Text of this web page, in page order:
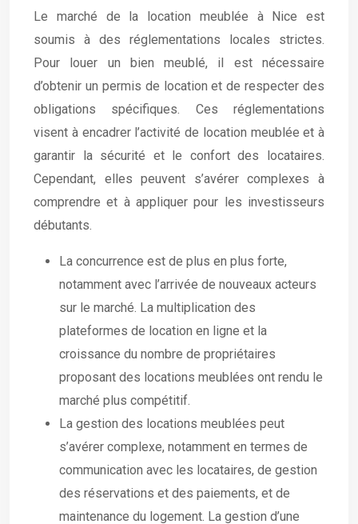
Le marché de la location meublée à Nice est
soumis à des réglementations locales strictes.
Pour louer un bien meublé, il est nécessaire
d’obtenir un permis de location et de respecter des
obligations spécifiques. Ces réglementations
visent à encadrer l’activité de location meublée et à
garantir la sécurité et le confort des locataires.
Cependant, elles peuvent s’avérer complexes à
comprendre et à appliquer pour les investisseurs
débutants.
La concurrence est de plus en plus forte,
notamment avec l’arrivée de nouveaux acteurs
sur le marché. La multiplication des
plateformes de location en ligne et la
croissance du nombre de propriétaires
proposant des locations meublées ont rendu le
marché plus compétitif.
La gestion des locations meublées peut
s’avérer complexe, notamment en termes de
communication avec les locataires, de gestion
des réservations et des paiements, et de
maintenance du logement. La gestion d’une